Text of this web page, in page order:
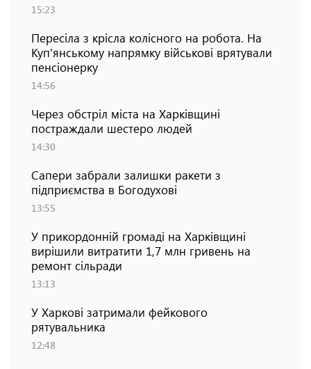
15:23
Пересіла з крісла колісного на робота. На
Куп'янському напрямку військові врятували
пенсіонерку
14:56
Через обстріл міста на Харківщині
постраждали шестеро людей
14:30
Сапери забрали залишки ракети з
підприємства в Богодухові
13:55
У прикордонній громаді на Харківщині
вирішили витратити 1,7 млн гривень на
ремонт сільради
13:13
У Харкові затримали фейкового
рятувальника
12:48